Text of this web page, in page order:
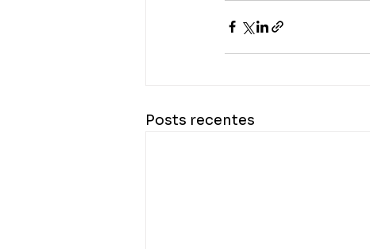
Posts recentes